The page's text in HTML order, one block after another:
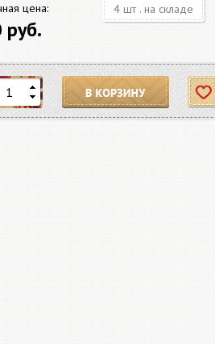
цена:
руб.
4 шт . на складе
В корзину